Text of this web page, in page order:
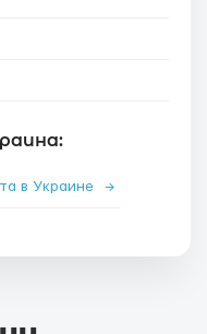
в Украине →